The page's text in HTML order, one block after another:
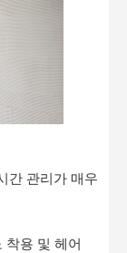
간 관리가 매우
착용 및 헤어